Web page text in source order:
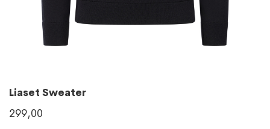
Liaset Sweater
299,00